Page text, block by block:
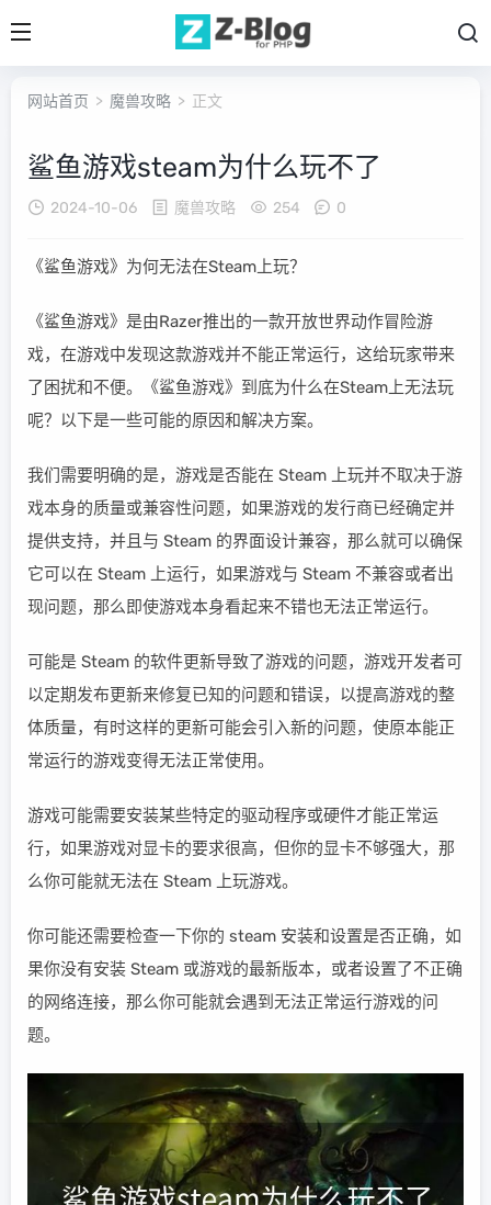
网站首页 > 魔兽攻略 > 正文
鲨鱼游戏steam为什么玩不了
2024-10-06 魔兽攻略 254 0
《鲨鱼游戏》为何无法在Steam上玩？
《鲨鱼游戏》是由Razer推出的一款开放世界动作冒险游
戏，在游戏中发现这款游戏并不能正常运行，这给玩家带来
了困扰和不便。《鲨鱼游戏》到底为什么在Steam上无法玩
呢？以下是一些可能的原因和解决方案。
我们需要明确的是，游戏是否能在 Steam 上玩并不取决于游
戏本身的质量或兼容性问题，如果游戏的发行商已经确定并
提供支持，并且与 Steam 的界面设计兼容，那么就可以确保
它可以在 Steam 上运行，如果游戏与 Steam 不兼容或者出
现问题，那么即使游戏本身看起来不错也无法正常运行。
可能是 Steam 的软件更新导致了游戏的问题，游戏开发者可
以定期发布更新来修复已知的问题和错误，以提高游戏的整
体质量，有时这样的更新可能会引入新的问题，使原本能正
常运行的游戏变得无法正常使用。
游戏可能需要安装某些特定的驱动程序或硬件才能正常运
行，如果游戏对显卡的要求很高，但你的显卡不够强大，那
么你可能就无法在 Steam 上玩游戏。
你可能还需要检查一下你的 steam 安装和设置是否正确，如
果你没有安装 Steam 或游戏的最新版本，或者设置了不正确
的网络连接，那么你可能就会遇到无法正常运行游戏的问
题。